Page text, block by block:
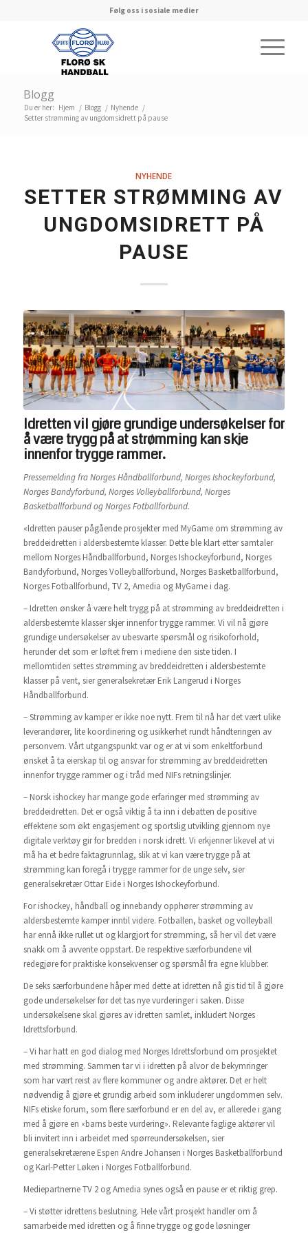
Følg oss i sosiale medier
Blogg
Du er her: Hjem / Blogg / Nyhende /
Setter strømming av ungdomsidrett på pause
NYHENDE
SETTER STRØMMING AV
UNGDOMSIDRETT PÅ
PAUSE
Idretten vil gjøre grundige undersøkelser for
å være trygg på at strømming kan skje
innenfor trygge rammer.
Pressemelding fra Norges Håndballforbund, Norges Ishockeyforbund,
Norges Bandyforbund, Norges Volleyballforbund, Norges
Basketballforbund og Norges Fotballforbund.
«Idretten pauser pågående prosjekter med MyGame om strømming av
breddeidretten i aldersbestemte klasser. Dette ble klart etter samtaler
mellom Norges Håndballforbund, Norges Ishockeyforbund, Norges
Bandyforbund, Norges Volleyballforbund, Norges Basketballforbund,
Norges Fotballforbund, TV 2, Amedia og MyGame i dag.
– Idretten ønsker å være helt trygg på at strømming av breddeidretten i
aldersbestemte klasser skjer innenfor trygge rammer. Vi vil nå gjøre
grundige undersøkelser av ubesvarte spørsmål og risikoforhold,
herunder det som er løftet frem i mediene den siste tiden. I
mellomtiden settes strømming av breddeidretten i aldersbestemte
klasser på vent, sier generalsekretær Erik Langerud i Norges
Håndballforbund.
– Strømming av kamper er ikke noe nytt. Frem til nå har det vært ulike
leverandører, lite koordinering og usikkerhet rundt håndteringen av
personvern. Vårt utgangspunkt var og er at vi som enkeltforbund
ønsket å ta eierskap til og ansvar for strømming av breddeidretten
innenfor trygge rammer og i tråd med NIFs retningslinjer.
– Norsk ishockey har mange gode erfaringer med strømming av
breddeidretten. Det er også viktig å ta inn i debatten de positive
effektene som økt engasjement og sportslig utvikling gjennom nye
digitale verktøy gir for bredden i norsk idrett. Vi erkjenner likevel at vi
må ha et bedre faktagrunnlag, slik at vi kan være trygge på at
strømming kan foregå i trygge rammer for de unge selv, sier
generalsekretær Ottar Eide i Norges Ishockeyforbund.
For ishockey, håndball og innebandy opphører strømming av
aldersbestemte kamper inntil videre. Fotballen, basket og volleyball
har ennå ikke rullet ut og klargjort for strømming, så her vil det være
snakk om å avvente oppstart. De respektive særforbundene vil
redegjøre for praktiske konsekvenser og spørsmål fra egne klubber.
De seks særforbundene håper med dette at idretten nå gis tid til å gjøre
gode undersøkelser før det tas nye vurderinger i saken. Disse
undersøkelsene skal gjøres av idretten samlet, inkludert Norges
Idrettsforbund.
– Vi har hatt en god dialog med Norges Idrettsforbund om prosjektet
med strømming. Sammen tar vi i idretten på alvor de bekymringer
som har vært reist av flere kommuner og andre aktører. Det er helt
nødvendig å gjøre et grundig arbeid som inkluderer ungdommen selv.
NIFs etiske forum, som flere særforbund er en del av, er allerede i gang
med å gjøre en «barns beste vurdering». Relevante faglige aktører vil
bli invitert inn i arbeidet med spørreundersøkelsen, sier
generalsekretærene Espen Andre Johansen i Norges Basketballforbund
og Karl-Petter Løken i Norges Fotballforbund.
Mediepartnerne TV 2 og Amedia synes også en pause er et riktig grep.
– Vi støtter idrettens beslutning. Hele vårt prosjekt handler om å
samarbeide med idretten og å finne trygge og gode løsninger